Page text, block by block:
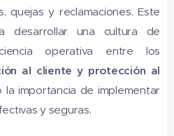
quejas y reclamaciones. Este
desarrollar una cultura de
operativa entre los
al cliente y protección al
la importancia de implementar
y seguras.